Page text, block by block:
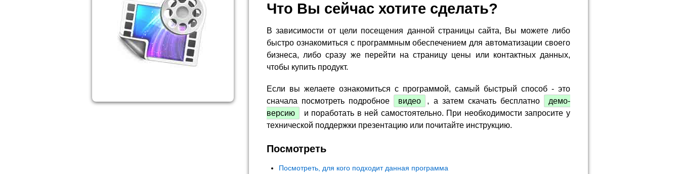
Что Вы сейчас хотите сделать?
В зависимости от цели посещения данной страницы сайта, Вы можете либо
быстро ознакомиться с программным обеспечением для автоматизации своего
бизнеса, либо сразу же перейти на страницу цены или контактных данных,
чтобы купить продукт.
Если вы желаете ознакомиться с программой, самый быстрый способ - это
сначала посмотреть подробное
видео , а затем скачать бесплатно
демо-
версию
и поработать в ней самостоятельно. При необходимости запросите у
технической поддержки презентацию или почитайте инструкцию.
Посмотреть
Посмотреть, для кого подходит данная программа